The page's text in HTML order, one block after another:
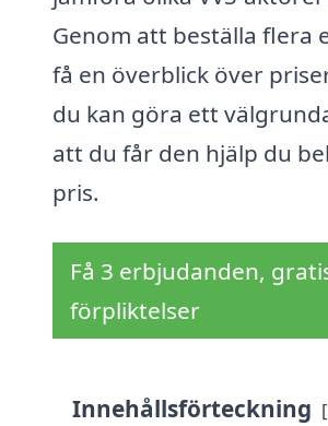
Genom att beställa flera
få en överblick över
du kan göra ett
att du får den hjälp du
pris.
Få 3 erbjudanden,
förpliktelser
Innehållsförteckning